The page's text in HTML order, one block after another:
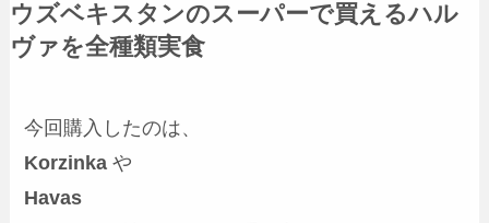
ウズベキスタンのスーパーで買えるハル
ヴァを全種類実食
今回購入したのは、
Korzinka や
Havas